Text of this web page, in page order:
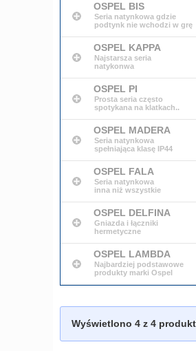
OSPEL BIS
Seria natynkowa gdzie
podtynk nie wchodzi w grę
OSPEL KAPPA
Najstarsza seria
natykonwa
OSPEL PI
Prosta seria często
spotykana na klatkach..
OSPEL MADERA
Seria natynkowa
spełniająca klasę IP44
OSPEL FALA
Seria natynkowa
inna niż wszystkie
OSPEL DELFINA
Gniazda i łączniki
hermetyczne
OSPEL LAMBDA
Najbardziej podstawowe
produkty marki Ospel
Wyświetlono 4 z 4